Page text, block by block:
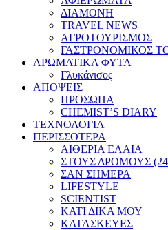
ΔΙΑΜΟΝΗ
TRAVEL NEWS
ΑΓΡΟΤΟΥΡΙΣΜΟΣ
ΓΑΣΤΡΟΝΟΜΙΚΟΣ
ΑΡΩΜΑΤΙΚΑ ΦΥΤΑ
Γλυκάνισος
ΑΠΟΨΕΙΣ
ΠΡΟΣΩΠΑ
CHEMIST’S DIARY
ΤΕΧΝΟΛΟΓΙΑ
ΠΕΡΙΣΣΟΤΕΡΑ
ΑΙΘΕΡΙΑ ΕΛΑΙΑ
ΣΤΟΥΣ ΔΡΟΜΟΥΣ
ΣΑΝ ΣΗΜΕΡΑ
LIFESTYLE
SCIENTIST
ΚΑΤΙ ΔΙΚΑ ΜΟΥ
ΚΑΤΑΣΚΕΥΕΣ